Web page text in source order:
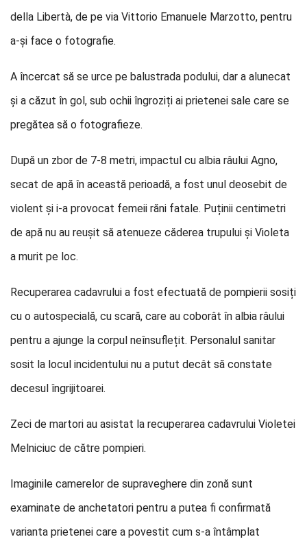
della Libertà, de pe via Vittorio Emanuele Marzotto, pentru
a-și face o fotografie.
A încercat să se urce pe balustrada podului, dar a alunecat
și a căzut în gol, sub ochii îngroziți ai prietenei sale care se
pregătea să o fotografieze.
După un zbor de 7-8 metri, impactul cu albia râului Agno,
secat de apă în această perioadă, a fost unul deosebit de
violent și i-a provocat femeii răni fatale. Puținii centimetri
de apă nu au reușit să atenueze căderea trupului și Violeta
a murit pe loc.
Recuperarea cadavrului a fost efectuată de pompierii sosiți
cu o autospecială, cu scară, care au coborât în albia râului
pentru a ajunge la corpul neînsuflețit. Personalul sanitar
sosit la locul incidentului nu a putut decât să constate
decesul îngrijitoarei.
Zeci de martori au asistat la recuperarea cadavrului Violetei
Melniciuc de către pompieri.
Imaginile camerelor de supraveghere din zonă sunt
examinate de anchetatori pentru a putea fi confirmată
varianta prietenei care a povestit cum s-a întâmplat